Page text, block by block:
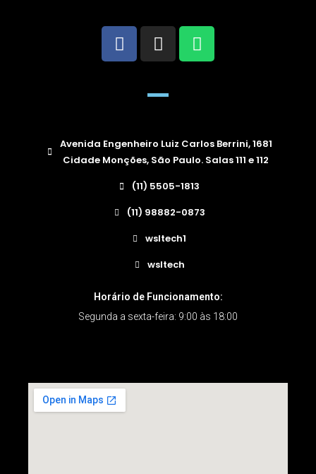
Avenida Engenheiro Luiz Carlos Berrini, 1681
Cidade Monções, São Paulo. Salas 111 e 112
(11) 5505-1813
(11) 98882-0873
wsltech1
wsltech
Horário de Funcionamento:
Segunda a sexta-feira: 9:00 às 18:00